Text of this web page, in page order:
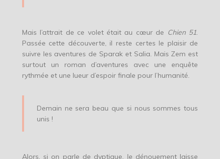
Mais l’attrait de ce volet était au cœur de Chien 51.
Passée cette découverte, il reste certes le plaisir de
suivre les aventures de Sparak et Salia. Mais Zem est
surtout un roman d’aventures avec une enquête
rythmée et une lueur d’espoir finale pour l’humanité.
Demain ne sera beau que si nous sommes tous
unis !
Alors, si on parle de dyptique, le dénouement laisse